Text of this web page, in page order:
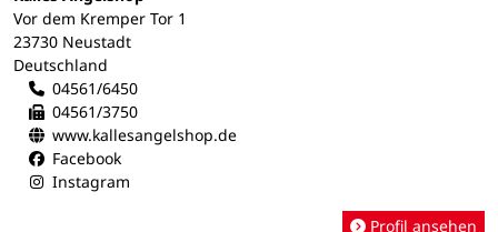
Vor dem Kremper Tor 1
23730 Neustadt
Deutschland
04561/6450
04561/3750
www.kallesangelshop.de
Facebook
Instagram
Profil ansehen